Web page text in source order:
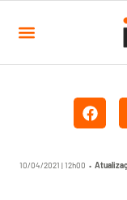
10/04/2021 | 12h00 •